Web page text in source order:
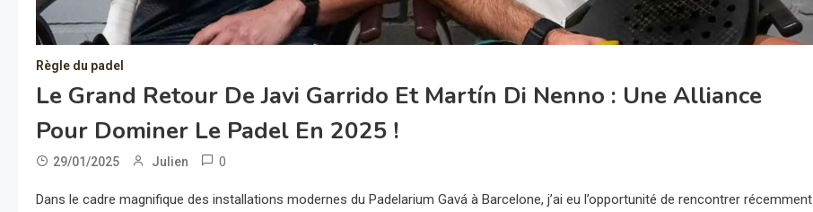
Règle du padel
Le Grand Retour De Javi Garrido Et Martín Di Nenno : Une Alliance
Pour Dominer Le Padel En 2025 !
29/01/2025 Julien 0
Dans le cadre magnifique des installations modernes du Padelarium Gavá à Barcelone, j’ai eu l’opportunité de rencontrer récemment